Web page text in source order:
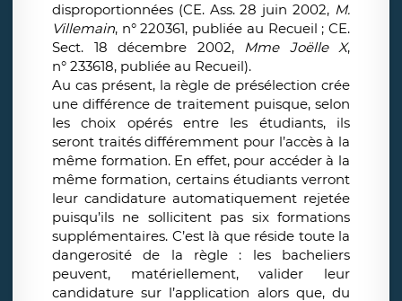
disproportionnées (CE. Ass. 28 juin 2002, M.
Villemain, n° 220361, publiée au Recueil ; CE.
Sect. 18 décembre 2002, Mme Joëlle X,
n° 233618, publiée au Recueil).
Au cas présent, la règle de présélection crée
une différence de traitement puisque, selon
les choix opérés entre les étudiants, ils
seront traités différemment pour l’accès à la
même formation. En effet, pour accéder à la
même formation, certains étudiants verront
leur candidature automatiquement rejetée
puisqu’ils ne sollicitent pas six formations
supplémentaires. C’est là que réside toute la
dangerosité de la règle : les bacheliers
peuvent, matériellement, valider leur
candidature sur l’application alors que, du